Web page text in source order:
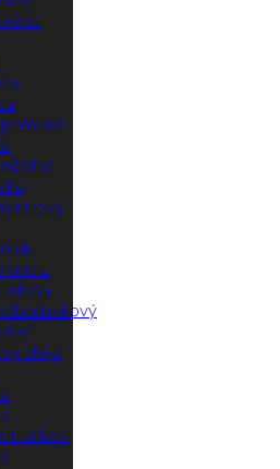
víno z
borievkový
olej
olej a
zubov